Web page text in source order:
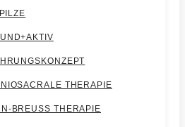
THERAPIE
BREUSS THERAPIE